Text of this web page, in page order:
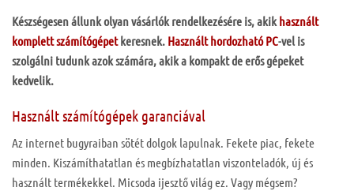
Készségesen állunk olyan vásárlók rendelkezésére is, akik használt
komplett számítógépetkeresnek. Használt hordozható PC-vel is
szolgálni tudunk azok számára, akik a kompakt de erős gépeket
kedvelik.
Használt számítógépek garanciával
Az internet bugyraiban sötét dolgok lapulnak. Fekete piac, fekete
minden. Kiszámíthatatlan és megbízhatatlan viszonteladók, új és
használt termékekkel. Micsoda ijesztő világ ez. Vagy mégsem?